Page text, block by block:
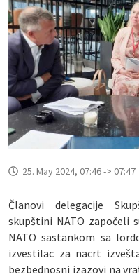
25. May 2024, 07:46 -> 07:47
Članovi delegacije
skupštini NATO započeli
NATO sastankom sa
izvestilac za nacrt
bezbednosni izazovi na